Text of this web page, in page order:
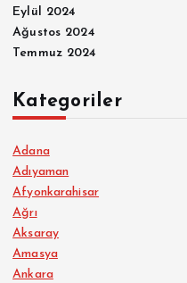
Eylül 2024
Ağustos 2024
Temmuz 2024
Kategoriler
Adana
Adıyaman
Afyonkarahisar
Ağrı
Aksaray
Amasya
Ankara